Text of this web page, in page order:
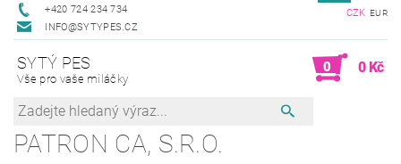
+420 724 234 734
INFO@SYTYPES.CZ
CZK EUR
SYTÝ PES
Vše pro vaše miláčky
0 0 Kč
PATRON CA, S.R.O.